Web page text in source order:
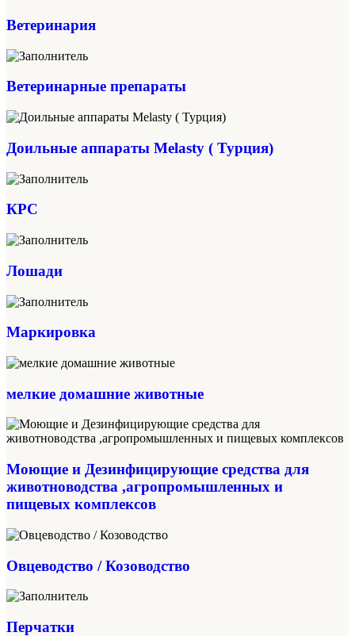
Ветеринария
Ветеринарные препараты
Доильные аппараты Melasty ( Турция)
КРС
Лошади
Маркировка
мелкие домашние животные
Моющие и Дезинфицирующие средства для
животноводства ,агропромышленных и
пищевых комплексов
Овцеводство / Козоводство
Перчатки